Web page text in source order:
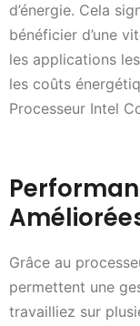
d’énergie. Cela
bénéficier d’une
les applications
les coûts
Processeur Intel
Grâce au
permettent une
travailliez sur